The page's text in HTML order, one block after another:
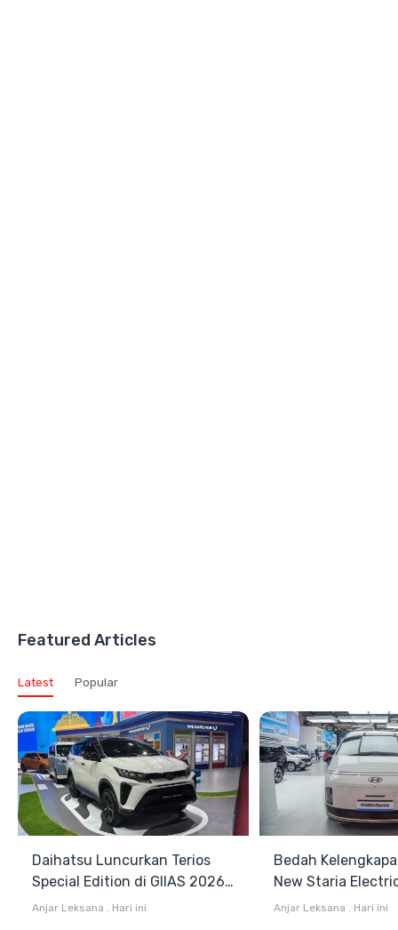
Featured Articles
Latest Popular
Daihatsu Luncurkan Terios
Special Edition di GIIAS 2026,
Stok Terbatas
Anjar Leksana . Hari ini
Bedah
New Staria
Hybrid yang
Anjar Leksana . Hari ini